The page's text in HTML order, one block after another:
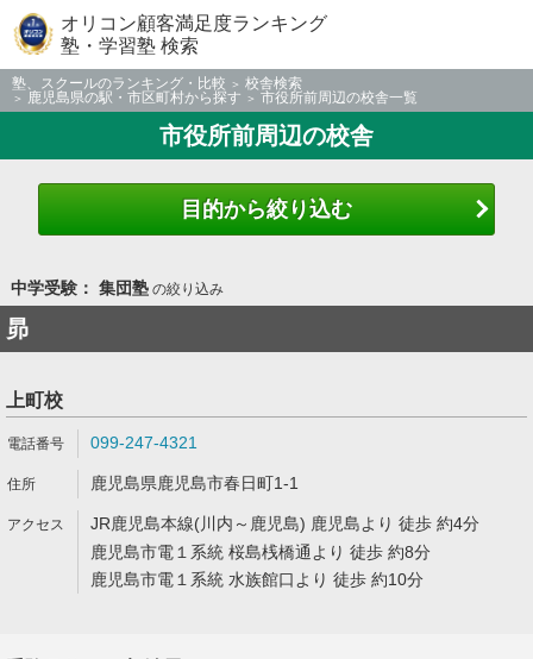
オリコン顧客満足度ランキング
塾・学習塾 検索
塾、スクールのランキング・比較
校舎検索
鹿児島県の駅・市区町村から探す
市役所前周辺の校舎一覧
市役所前周辺の校舎
目的から絞り込む
中学受験： 集団塾の絞り込み
昴
上町校
099-247-4321
鹿児島県鹿児島市春日町1-1
JR鹿児島本線(川内～鹿児島) 鹿児島より 徒歩 約4分
鹿児島市電１系統 桜島桟橋通より 徒歩 約8分
鹿児島市電１系統 水族館口より 徒歩 約10分